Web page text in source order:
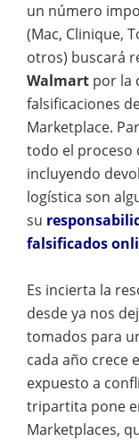
un número
(Mac, Clinique,
otros) buscará
Walmart por la
falsificaciones
Marketplace.
todo el proceso
incluyendo
logística son
su
falsificados
Es incierta la
desde ya nos
tomados para
cada año crece
expuesto a
tripartita pone
Marketplaces,